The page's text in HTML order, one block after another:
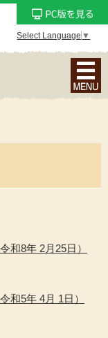
Select Language ▼
ナ
ビ
メ
を
示
和8年 2月25日）
和5年 4月 1日）